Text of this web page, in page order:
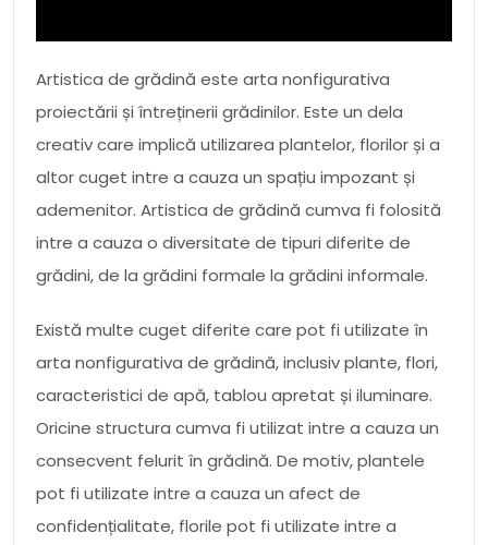
Artistica de grădină este arta nonfigurativa
proiectării și întreținerii grădinilor. Este un dela
creativ care implică utilizarea plantelor, florilor și a
altor cuget intre a cauza un spațiu impozant și
ademenitor. Artistica de grădină cumva fi folosită
intre a cauza o diversitate de tipuri diferite de
grădini, de la grădini formale la grădini informale.
Există multe cuget diferite care pot fi utilizate în
arta nonfigurativa de grădină, inclusiv plante, flori,
caracteristici de apă, tablou apretat și iluminare.
Oricine structura cumva fi utilizat intre a cauza un
consecvent felurit în grădină. De motiv, plantele
pot fi utilizate intre a cauza un afect de
confidențialitate, florile pot fi utilizate intre a